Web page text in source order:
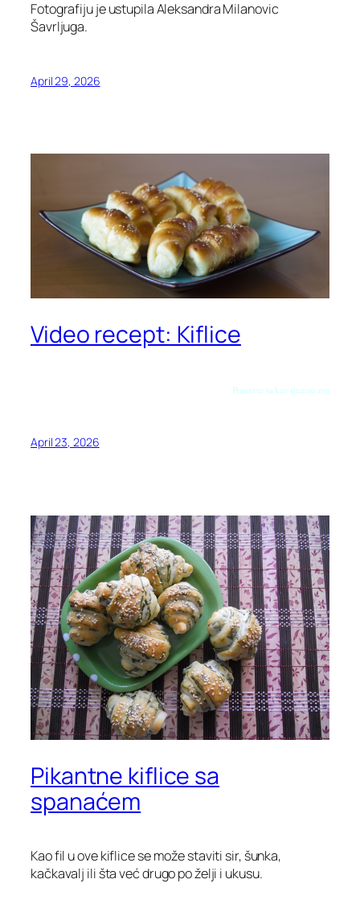
Fotografiju je ustupila Aleksandra Milanovic
Šavrljuga.
April 29, 2026
Video recept: Kiflice
Preuzeto sa kuvajuzivo.net
April 23, 2026
Pikantne kiflice sa
spanaćem
Kao fil u ove kiflice se može staviti sir, šunka,
kačkavalj ili šta već drugo po želji i ukusu.